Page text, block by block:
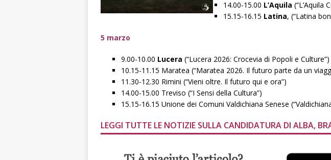
14.00-15.00 L’Aquila (“L’Aquila
15.15-16.15 Latina, (“Latina
5 marzo
9.00-10.00 Lucera (“Lucera 2026: Crocevia di Popoli e Culture”)
10.15-11.15 Maratea (“Maratea 2026. Il futuro parte da un
11.30-12.30 Rimini (“Vieni oltre. Il futuro qui e ora”)
14.00-15.00 Treviso (“I Sensi della Cultura”)
15.15-16.15 Unione dei Comuni Valdichiana Senese
LEGGI TUTTE LE NOTIZIE SULLA CANDIDATURA DI ALBA,